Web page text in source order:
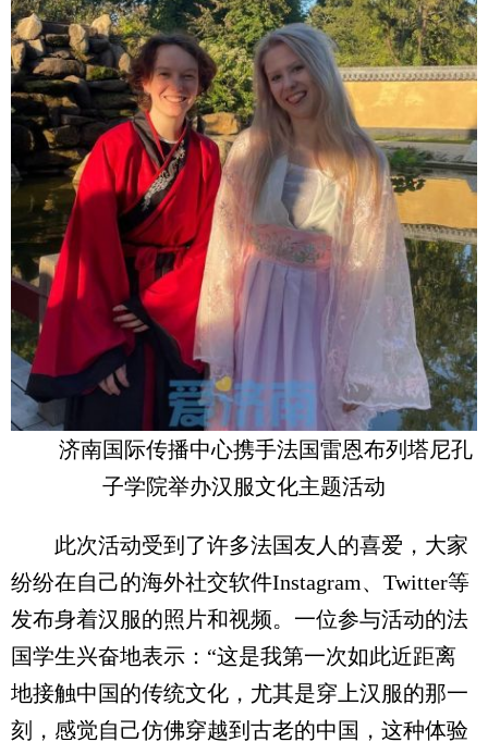
济南国际传播中心携手法国雷恩布列塔尼孔
子学院举办汉服文化主题活动
此次活动受到了许多法国友人的喜爱，大家
纷纷在自己的海外社交软件Instagram、Twitter等
发布身着汉服的照片和视频。一位参与活动的法
国学生兴奋地表示：“这是我第一次如此近距离
地接触中国的传统文化，尤其是穿上汉服的那一
刻，感觉自己仿佛穿越到古老的中国，这种体验